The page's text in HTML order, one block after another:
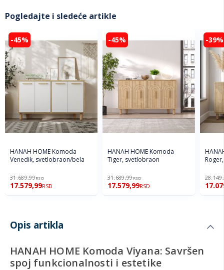
Pogledajte i sledeće artikle
-45%
HANAH HOME Komoda
Venedik, svetlobraon/bela
31.689,99RSD
17.579,99RSD
-45%
HANAH HOME Komoda
Tiger, svetlobraon
31.689,99RSD
17.579,99RSD
-39%
Opis artikla
HANAH HOME Komoda Viyana: Savršen
spoj funkcionalnosti i estetike